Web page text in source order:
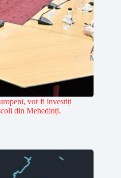
vor fi investiți
din Mehedinți.